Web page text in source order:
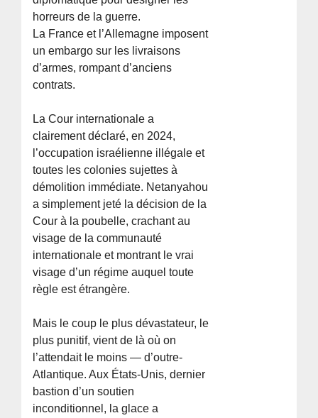
horreurs de la guerre.
La France et l’Allemagne imposent
un embargo sur les livraisons
d’armes, rompant d’anciens
contrats.
La Cour internationale a
clairement déclaré, en 2024,
l’occupation israélienne illégale et
toutes les colonies sujettes à
démolition immédiate. Netanyahou
a simplement jeté la décision de la
Cour à la poubelle, crachant au
visage de la communauté
internationale et montrant le vrai
visage d’un régime auquel toute
règle est étrangère.
Mais le coup le plus dévastateur, le
plus punitif, vient de là où on
l’attendait le moins — d’outre-
Atlantique. Aux États-Unis, dernier
bastion d’un soutien
inconditionnel, la glace a